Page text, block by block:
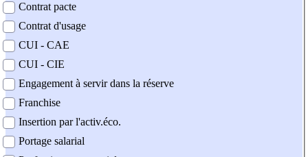
Contrat pacte
Contrat d'usage
CUI - CAE
CUI - CIE
Engagement à servir dans la réserve
Franchise
Insertion par l'activ.éco.
Portage salarial